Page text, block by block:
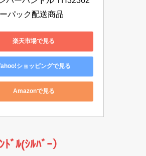
パック配送商品
楽天市場で見る
ショッピングで見る
Amazonで見る
ﾞﾙ(ｼﾙﾊﾞｰ）